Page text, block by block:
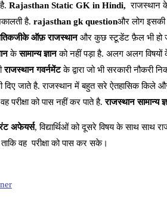
Rajasthan Static GK in Hindi, राजस्थान
है. rajasthan gk questionऔर लोग इसकी
ऑफ़ राजस्थानऔर कुछ स्टूडेंट फ़ैल भी हो
केसामान्य ज्ञानको नहीं पड़ा है. अलग अलग
राजस्थान गवर्नमेंटके द्वारा जो भी सरकारी नौकरी
जाते है. राजस्थान में बहुत सरे ऐतहासिक किले
को पास नहीं कर पाते है.राजस्थान सामान्य
अफेयर्स, विद्यार्थिओं को दूसरे विषय के साथ साथ
वह परीक्षा को पास कर सके।